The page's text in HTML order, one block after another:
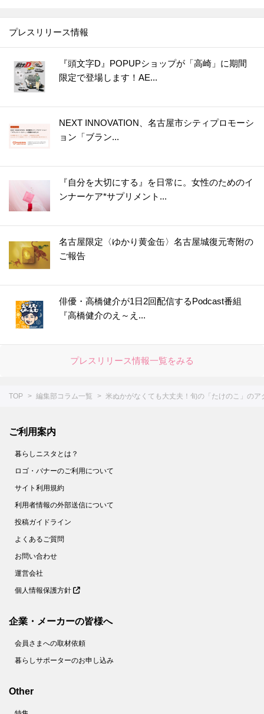
プレスリリース情報
『頭文字D』POPUPショップが「高崎」に期間
限定で登場します！AE...
NEXT INNOVATION、名古屋市シティプロモーシ
ョン「ブラン...
『自分を大切にする』を日常に。女性のためのイ
ンナーケア*サプリメント...
名古屋限定〈ゆかり黄金缶〉名古屋城復元寄附の
ご報告
俳優・高橋健介が1日2回配信するPodcast番組
『高橋健介のえ～え...
プレスリリース情報一覧をみる
TOP 編集部コラム一覧 米ぬかがなくても大丈夫！旬の「たけのこ」の
ご利用案内
暮らしニスタとは？
ロゴ・バナーのご利用について
サイト利用規約
利用者情報の外部送信について
投稿ガイドライン
よくあるご質問
お問い合わせ
運営会社
個人情報保護方針
企業・メーカーの皆様へ
会員さまへの取材依頼
暮らしサポーターのお申し込み
Other